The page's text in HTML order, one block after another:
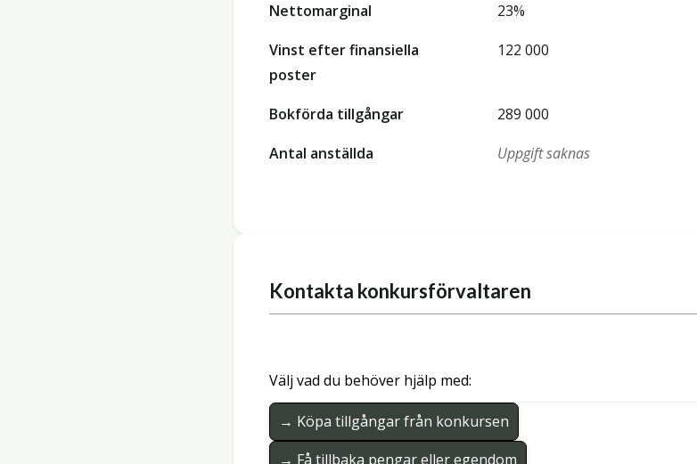
Nettomarginal
23%
Vinst efter finansiella
poster
122 000
Bokförda tillgångar
289 000
Antal anställda
Uppgift saknas
Kontakta konkursförvaltaren
Välj vad du behöver hjälp med:
→ Köpa tillgångar från konkursen
→ Få tillbaka pengar eller egendom